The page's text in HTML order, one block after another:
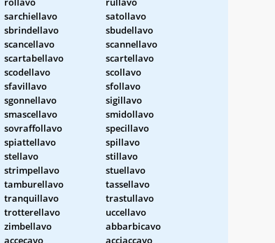
sarchiellavo
satollavo
sbrindellavo
sbudellavo
scancellavo
scannellavo
scartabellavo
scartellavo
scodellavo
scollavo
sfavillavo
sfollavo
sgonnellavo
sigillavo
smascellavo
smidollavo
sovraffollavo
specillavo
spiattellavo
spillavo
stellavo
stillavo
strimpellavo
stuellavo
tamburellavo
tassellavo
tranquillavo
trastullavo
trotterellavo
uccellavo
zimbellavo
abbarbicavo
accecavo
acciaccavo